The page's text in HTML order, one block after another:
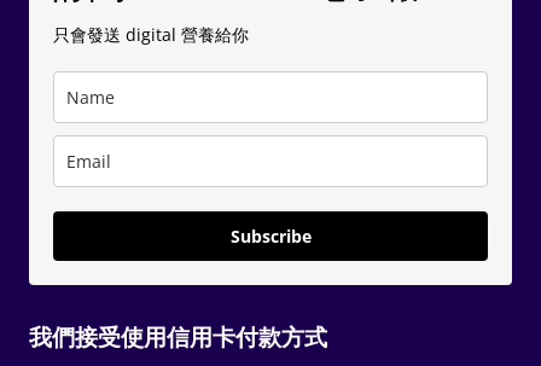
只會發送 digital 營養給你
Subscribe
我們接受使用信用卡付款方式